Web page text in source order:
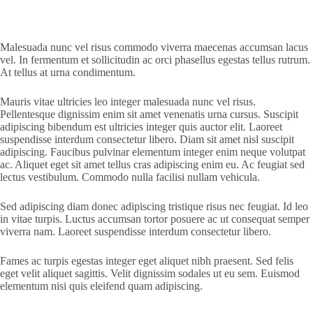
Malesuada nunc vel risus commodo viverra maecenas accumsan lacus
vel. In fermentum et sollicitudin ac orci phasellus egestas tellus rutrum.
At tellus at urna condimentum.
Mauris vitae ultricies leo integer malesuada nunc vel risus.
Pellentesque dignissim enim sit amet venenatis urna cursus. Suscipit
adipiscing bibendum est ultricies integer quis auctor elit. Laoreet
suspendisse interdum consectetur libero. Diam sit amet nisl suscipit
adipiscing. Faucibus pulvinar elementum integer enim neque volutpat
ac. Aliquet eget sit amet tellus cras adipiscing enim eu. Ac feugiat sed
lectus vestibulum. Commodo nulla facilisi nullam vehicula.
Sed adipiscing diam donec adipiscing tristique risus nec feugiat. Id leo
in vitae turpis. Luctus accumsan tortor posuere ac ut consequat semper
viverra nam. Laoreet suspendisse interdum consectetur libero.
Fames ac turpis egestas integer eget aliquet nibh praesent. Sed felis
eget velit aliquet sagittis. Velit dignissim sodales ut eu sem. Euismod
elementum nisi quis eleifend quam adipiscing.